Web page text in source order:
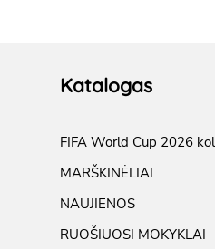
Katalogas
FIFA World Cup 2026
MARŠKINĖLIAI
NAUJIENOS
RUOŠIUOSI MOKYKLAI